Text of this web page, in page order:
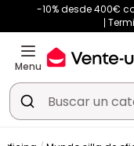
-10% desde 400€
Menu